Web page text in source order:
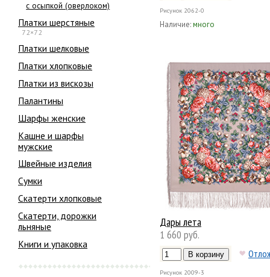
с осыпкой (оверлоком)
Платки шерстяные
72×72
Платки шелковые
Платки хлопковые
Платки из вискозы
Палантины
Шарфы женские
Кашне и шарфы
мужские
Швейные изделия
Сумки
Скатерти хлопковые
Скатерти, дорожки
льняные
Книги и упаковка
Рисунок 2062-0
Наличие:много
Дары лета
1 660 руб.
Рисунок 2009-3